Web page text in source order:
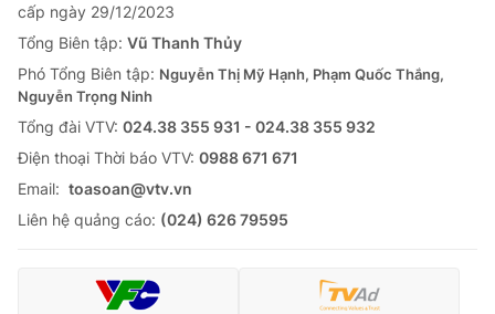
cấp ngày 29/12/2023
Tổng Biên tập: Vũ Thanh Thủy
Phó Tổng Biên tập: Nguyễn Thị Mỹ Hạnh, Phạm Quốc Thắng,
Nguyễn Trọng Ninh
Tổng đài VTV: 024.38 355 931 - 024.38 355 932
Ðiện thoại Thời báo VTV: 0988 671 671
Email: toasoan@vtv.vn
Liên hệ quảng cáo: (024) 626 79595